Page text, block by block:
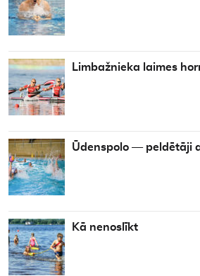
Limbažnieka laimes
Ūdenspolo — peldētāji
Kā nenoslīkt